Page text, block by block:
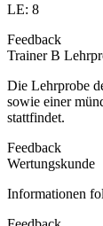
LE: 8
Feedback
Trainer B
Die Lehrprobe
sowie einer
stattfindet.
Feedback
Wertungskunde
Informationen